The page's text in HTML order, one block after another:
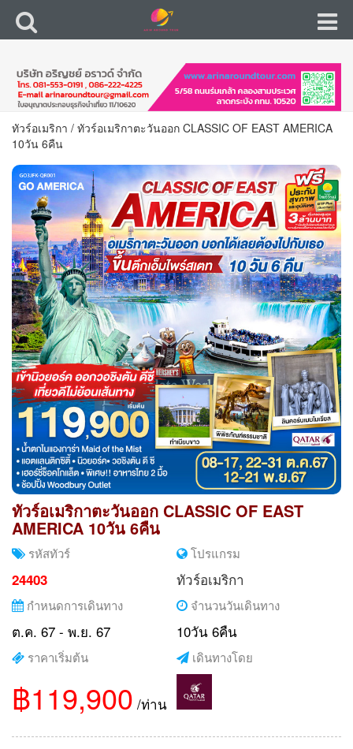
ทัวร์อเมริกา / ทัวร์อเมริกาตะวันออก CLASSIC OF EAST AMERICA
10วัน 6คืน
ทัวร์อเมริกาตะวันออก CLASSIC OF EAST
AMERICA 10วัน 6คืน
รหัสทัวร์
24403
โปรแกรม
ทัวร์อเมริกา
กำหนดการเดินทาง
ต.ค. 67 - พ.ย. 67
จำนวนวันเดินทาง
10วัน 6คืน
ราคาเริ่มต้น
฿119,900 /ท่าน
เดินทางโดย